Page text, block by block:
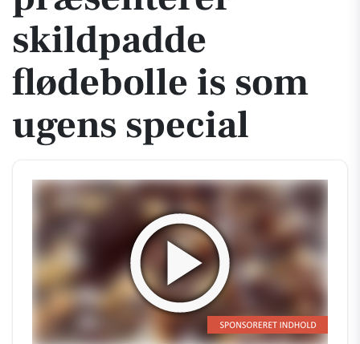
skildpadde
flødebolle is som
ugens special